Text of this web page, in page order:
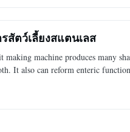
สัตว์เลี้ยงสแตนเลส
machine produces many
It also can reform enteric